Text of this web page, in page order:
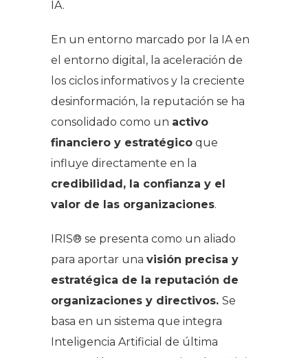
IA.
En un entorno marcado por la IA en
el entorno digital, la aceleración de
los ciclos informativos y la creciente
desinformación, la reputación se ha
consolidado como un activo
financiero y estratégico que
influye directamente en la
credibilidad, la confianza y el
valor de las organizaciones.
IRIS® se presenta como un aliado
para aportar una visión precisa y
estratégica de la reputación de
organizaciones y directivos. Se
basa en un sistema que integra
Inteligencia Artificial de última